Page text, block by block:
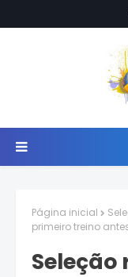
Página inicial
primeiro treino